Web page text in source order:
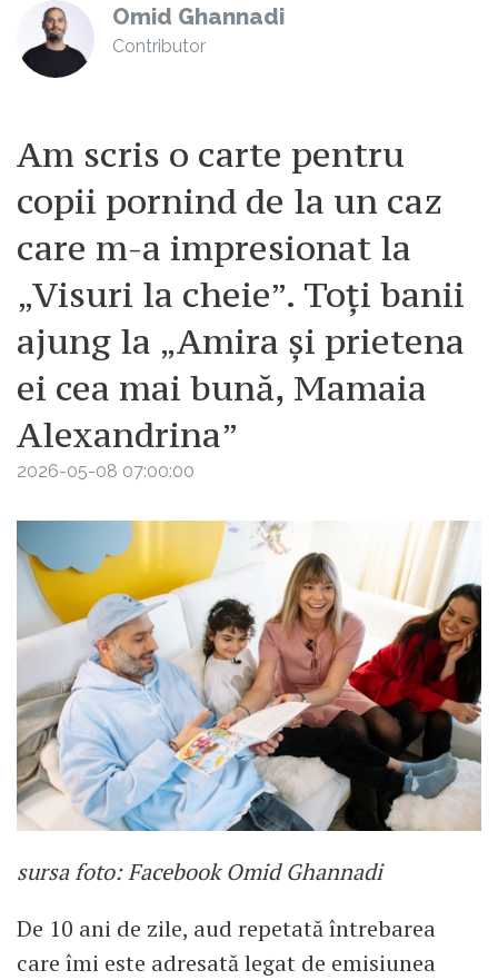
Omid Ghannadi
Contributor
Am scris o carte pentru
copii pornind de la un caz
care m-a impresionat la
„Visuri la cheie”. Toți banii
ajung la „Amira și prietena
ei cea mai bună, Mamaia
Alexandrina”
2026-05-08 07:00:00
sursa foto: Facebook Omid Ghannadi
De 10 ani de zile, aud repetată întrebarea
care îmi este adresată legat de emisiunea